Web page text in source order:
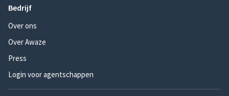
Bedrijf
Over ons
Over Awaze
Press
Login voor agentschappen